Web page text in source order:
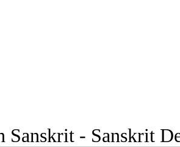
Sanskrit - Sanskrit